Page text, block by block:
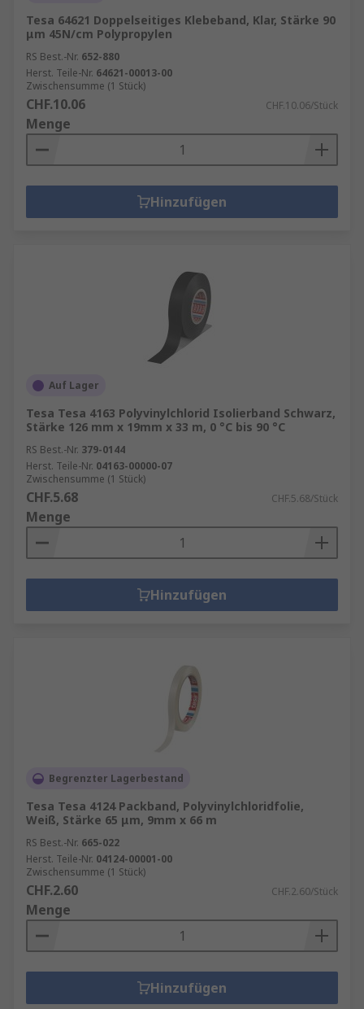
Tesa 64621 Doppelseitiges Klebeband, Klar, Stärke 90
μm 45N/cm Polypropylen
RS Best.-Nr. 652-880
Herst. Teile-Nr. 64621-00013-00
Zwischensumme (1 Stück)
CHF.10.06 CHF.10.06/Stück
Menge
Hinzufügen
Auf Lager
Tesa Tesa 4163 Polyvinylchlorid Isolierband Schwarz,
Stärke 126 mm x 19mm x 33 m, 0 °C bis 90 °C
RS Best.-Nr. 379-0144
Herst. Teile-Nr. 04163-00000-07
Zwischensumme (1 Stück)
CHF.5.68 CHF.5.68/Stück
Menge
Hinzufügen
Begrenzter Lagerbestand
Tesa Tesa 4124 Packband, Polyvinylchloridfolie,
Weiß, Stärke 65 μm, 9mm x 66 m
RS Best.-Nr. 665-022
Herst. Teile-Nr. 04124-00001-00
Zwischensumme (1 Stück)
CHF.2.60 CHF.2.60/Stück
Menge
Hinzufügen